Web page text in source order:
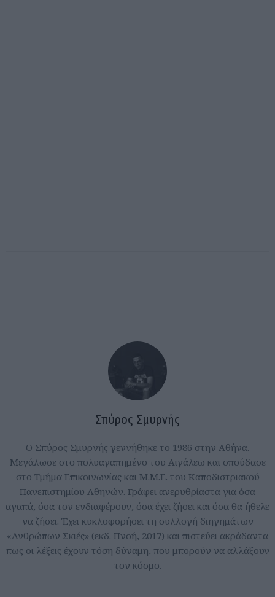
Σπύρος Σμυρνής
Ο Σπύρος Σμυρνής γεννήθηκε το 1986 στην Αθήνα.
Μεγάλωσε στο πολυαγαπημένο του Αιγάλεω και σπούδασε
στο Τμήμα Επικοινωνίας και Μ.Μ.Ε. του Καποδιστριακού
Πανεπιστημίου Αθηνών. Γράφει ανερυθρίαστα για όσα
αγαπά, όσα τον ενδιαφέρουν, όσα έχει ζήσει και όσα θα ήθελε
να ζήσει. Έχει κυκλοφορήσει τη συλλογή διηγημάτων
«Ανθρώπων Σκιές» (εκδ. Πνοή, 2017) και πιστεύει ακράδαντα
πως οι λέξεις έχουν τόση δύναμη, που μπορούν να αλλάξουν
τον κόσμο.